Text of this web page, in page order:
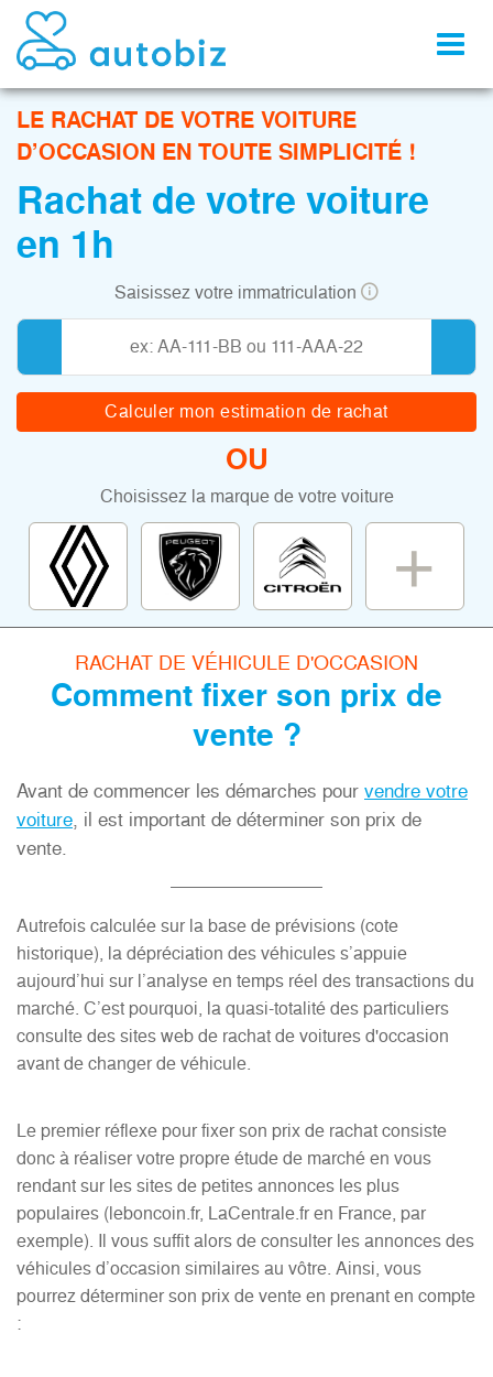
LE RACHAT DE VOTRE VOITURE
D’OCCASION EN TOUTE SIMPLICITÉ !
Rachat de votre voiture
en 1h
Saisissez votre immatriculation
Calculer mon estimation de rachat
OU
Choisissez la marque de votre voiture
RACHAT DE VÉHICULE D'OCCASION
Comment fixer son prix de
vente ?
Avant de commencer les démarches pour vendre votre
voiture , il est important de déterminer son prix de
vente.
Autrefois calculée sur la base de prévisions (cote
historique), la dépréciation des véhicules s’appuie
aujourd’hui sur l’analyse en temps réel des transactions du
marché. C’est pourquoi, la quasi-totalité des particuliers
consulte des sites web de rachat de voitures d'occasion
avant de changer de véhicule.
Le premier réflexe pour fixer son prix de rachat consiste
donc à réaliser votre propre étude de marché en vous
rendant sur les sites de petites annonces les plus
populaires (leboncoin.fr, LaCentrale.fr en France, par
exemple). Il vous suffit alors de consulter les annonces des
véhicules d’occasion similaires au vôtre. Ainsi, vous
pourrez déterminer son prix de vente en prenant en compte
: